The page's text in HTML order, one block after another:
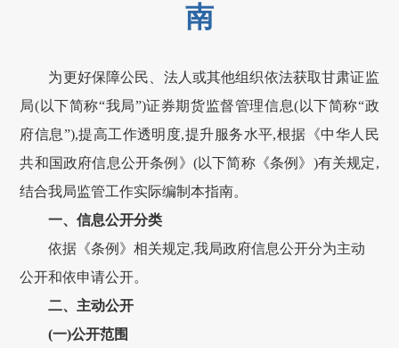
南
为更好保障公民、法人或其他组织依法获取甘肃证监
局(以下简称“我局”)证券期货监督管理信息(以下简称“政
府信息”),提高工作透明度,提升服务水平,根据《中华人民
共和国政府信息公开条例》(以下简称《条例》)有关规定,
结合我局监管工作实际编制本指南。
一、信息公开分类
依据《条例》相关规定,我局政府信息公开分为主动
公开和依申请公开。
二、主动公开
(一)公开范围